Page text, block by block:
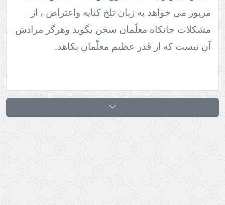
زبان تلخ کنایه واعتراض ، از
معلّمان سخن بگوید وهرگز مرادش
عظیم معلّمان بکاهد.